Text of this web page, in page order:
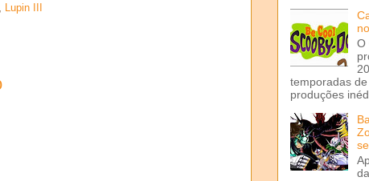
, Lupin III
O
temporadas
produções